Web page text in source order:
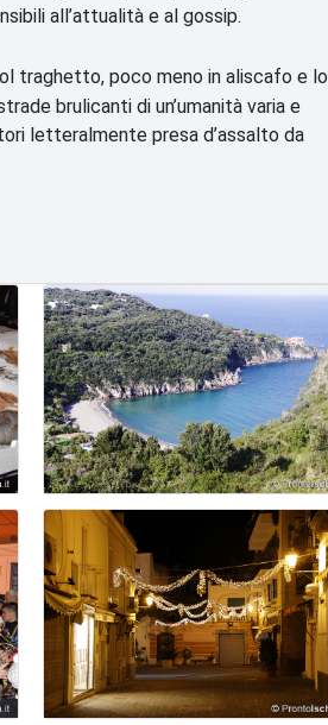
all’attualità e al gossip.
traghetto, poco meno in aliscafo e lo
brulicanti di un’umanità varia e
letteralmente presa d’assalto da